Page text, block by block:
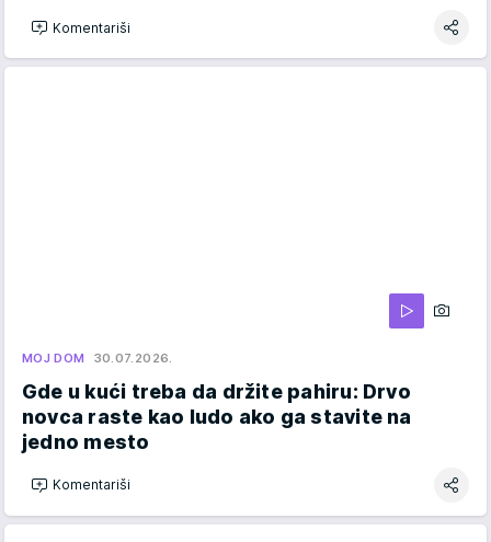
Komentariši
MOJ DOM 30.07.2026.
Gde u kući treba da držite pahiru: Drvo
novca raste kao ludo ako ga stavite na
jedno mesto
Komentariši